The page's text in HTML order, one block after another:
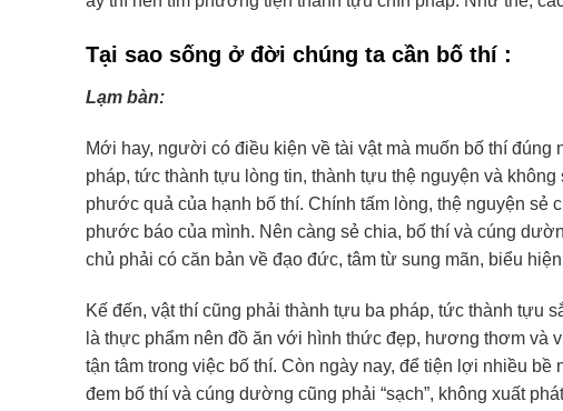
Tại sao sống ở đời chúng ta cần bố thí :
Lạm bàn:
Mới hay, người có điều kiện về tài vật mà muốn bố thí
pháp, tức thành tựu lòng tin, thành tựu thệ nguyện và
phước quả của hạnh bố thí. Chính tấm lòng, thệ nguyện sẻ
phước báo của mình. Nên càng sẻ chia, bố thí và cúng
chủ phải có căn bản về đạo đức, tâm từ sung mãn, biểu
Kế đến, vật thí cũng phải thành tựu ba pháp, tức thành tựu
là thực phẩm nên đồ ăn với hình thức đẹp, hương thơm và
tận tâm trong việc bố thí. Còn ngày nay, để tiện lợi nhiều
đem bố thí và cúng dường cũng phải “sạch”, không xuất